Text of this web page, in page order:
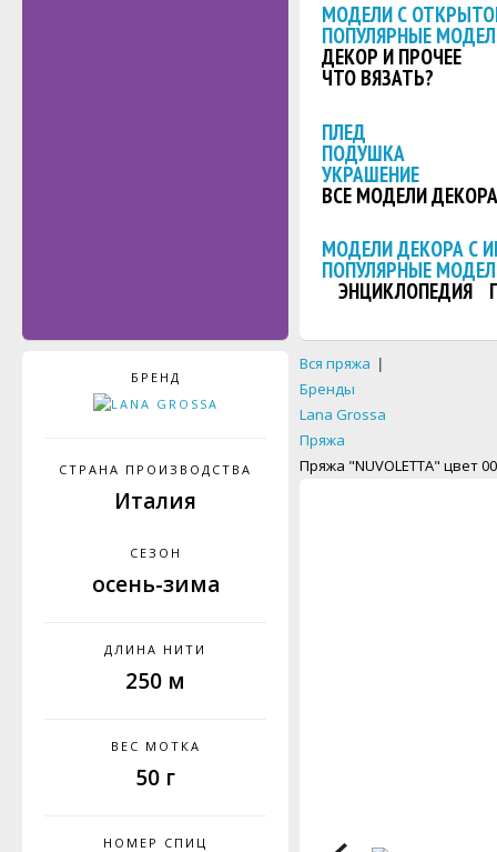
МОДЕЛИ С
ПОПУЛЯРНЫЕ
ДЕКОР И ПРОЧЕЕ
ЧТО ВЯЗАТЬ?
ПЛЕД
ПОДУШКА
УКРАШЕНИЕ
ВСЕ МОДЕЛИ ДЕКОРА
МОДЕЛИ ДЕКОРА С
ПОПУЛЯРНЫЕ
ЭНЦИКЛОПЕДИЯ
БРЕНД
СТРАНА ПРОИЗВОДСТВА
Италия
СЕЗОН
осень-зима
ДЛИНА НИТИ
250 м
ВЕС МОТКА
50 г
НОМЕР СПИЦ
Вся пряжа |
Бренды
Lana Grossa
Пряжа
Пряжа "NUVOLETTA" цвет